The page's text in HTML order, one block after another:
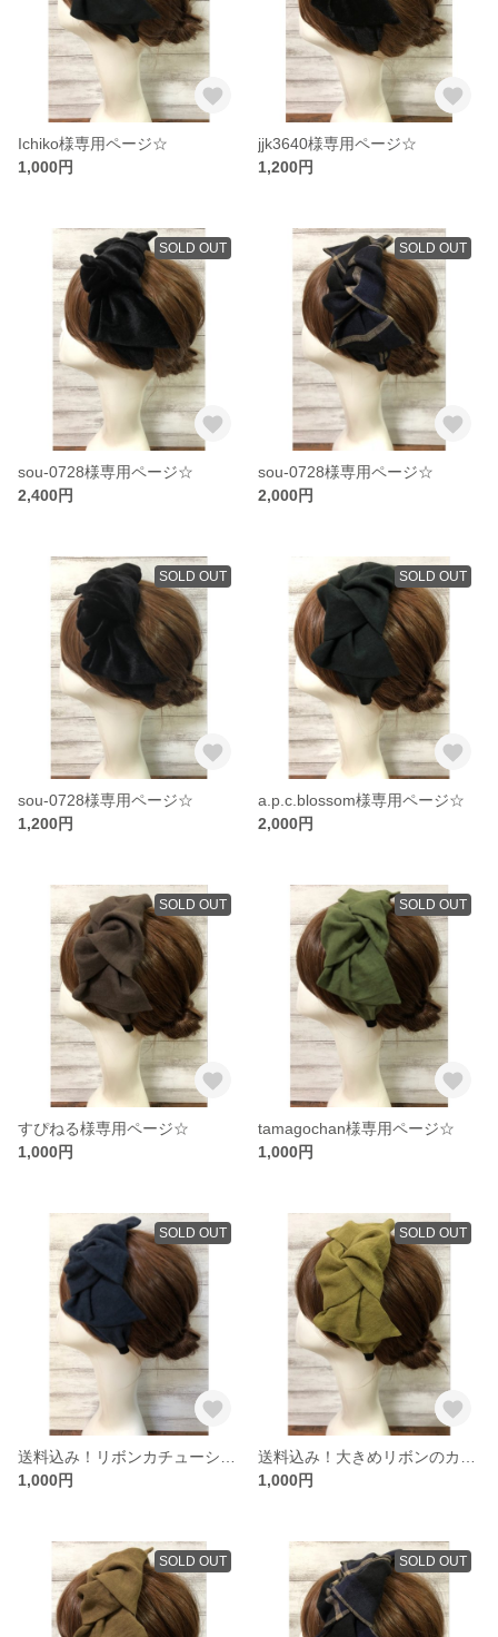
Ichiko様専用ページ☆
1,000円
jjk3640様専用ページ☆
1,200円
SOLD OUT
sou-0728様専用ページ☆
2,400円
SOLD OUT
sou-0728様専用ページ☆
2,000円
SOLD OUT
sou-0728様専用ページ☆
1,200円
SOLD OUT
a.p.c.blossom様専用ページ☆
2,000円
SOLD OUT
すぴねる様専用ページ☆
1,000円
SOLD OUT
tamagochan様専用ページ☆
1,000円
SOLD OUT
1,000円
SOLD OUT
1,000円
SOLD OUT SOLD OUT